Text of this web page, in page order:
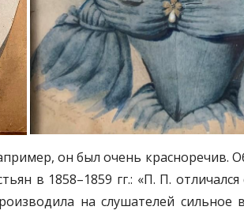
он был очень
в 1858–1859 гг.: «П. П.
на слушателей